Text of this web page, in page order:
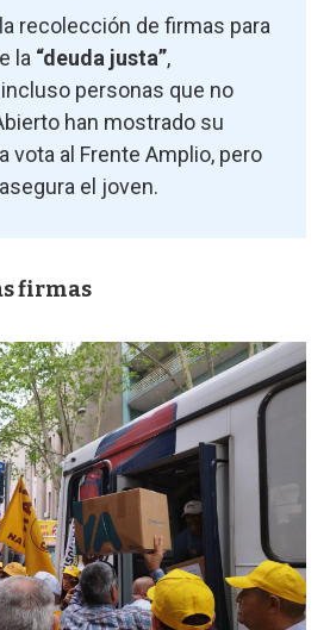
recolección de firmas para
la “deuda justa”,
personas que no
han mostrado su
vota al Frente Amplio, pero
asegura el joven.
firmas